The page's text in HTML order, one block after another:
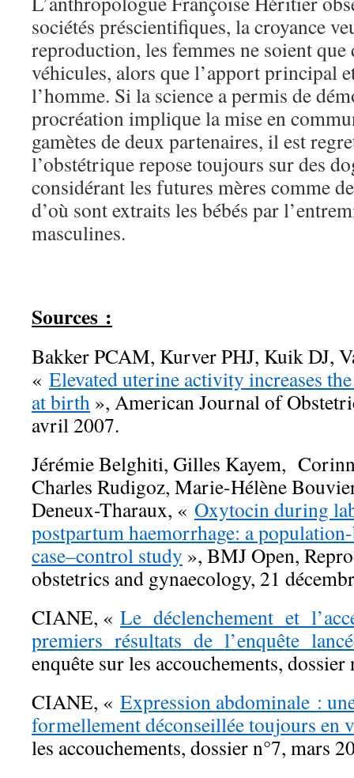
sociétés préscientifiques, la croyance
reproduction, les femmes ne soient que
véhicules, alors que l’apport principal
l’homme. Si la science a permis de
procréation implique la mise en
gamètes de deux partenaires, il est
l’obstétrique repose toujours sur des
considérant les futures mères comme
d’où sont extraits les bébés par
masculines.
Sources :
Bakker PCAM, Kurver PHJ, Kuik DJ,
« Elevated uterine activity increases
at birth », American Journal of
avril 2007.
Jérémie Belghiti, Gilles Kayem,
Charles Rudigoz, Marie-Hélène
Deneux-Tharaux, « Oxytocin during
postpartum haemorrhage: a
case–control study », BMJ Open,
obstetrics and gynaecology, 21
CIANE, « Le déclenchement et
premiers résultats de l’enquête
enquête sur les accouchements,
CIANE, « Expression abdominale :
formellement déconseillée toujours en
les accouchements, dossier n°7, mars